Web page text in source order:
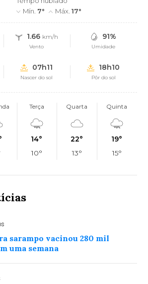
Mín. 7° Máx.17°
1.66 km/h
Vento
91%
Umidade
07h11
Nascer do sol
18h10
Pôr do sol
Terça
14°
10°
Quarta
22°
13°
Quinta
19°
15°
sarampo vacinou 280 mil
uma semana